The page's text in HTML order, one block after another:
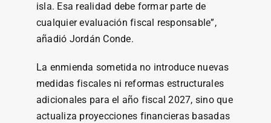
isla. Esa realidad debe formar parte de
cualquier evaluación fiscal responsable”,
añadió Jordán Conde.
La enmienda sometida no introduce nuevas
medidas fiscales ni reformas estructurales
adicionales para el año fiscal 2027, sino que
actualiza proyecciones financieras basadas